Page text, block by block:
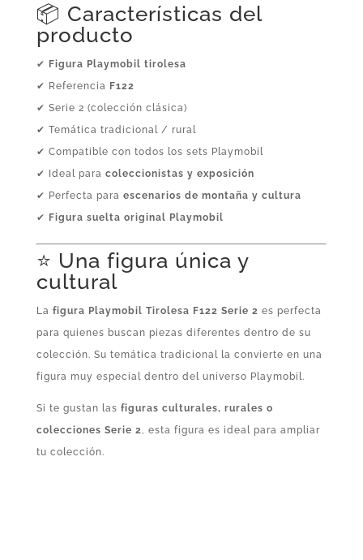
📦 Características del
producto
✔ Figura Playmobil tirolesa
✔ Referencia F122
✔ Serie 2 (colección clásica)
✔ Temática tradicional / rural
✔ Compatible con todos los sets Playmobil
✔ Ideal para coleccionistas y exposición
✔ Perfecta para escenarios de montaña y cultura
✔ Figura suelta original Playmobil
⭐ Una figura única y
cultural
La figura Playmobil Tirolesa F122 Serie 2 es perfecta
para quienes buscan piezas diferentes dentro de su
colección. Su temática tradicional la convierte en una
figura muy especial dentro del universo Playmobil.
Si te gustan las figuras culturales, rurales o
colecciones Serie 2
, esta figura es ideal para ampliar
tu colección.